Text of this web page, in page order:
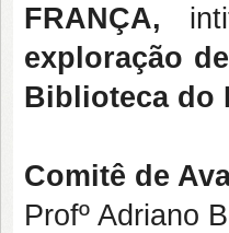
FRANÇA,
exploração
Biblioteca do
Comitê de
Profº Adriano